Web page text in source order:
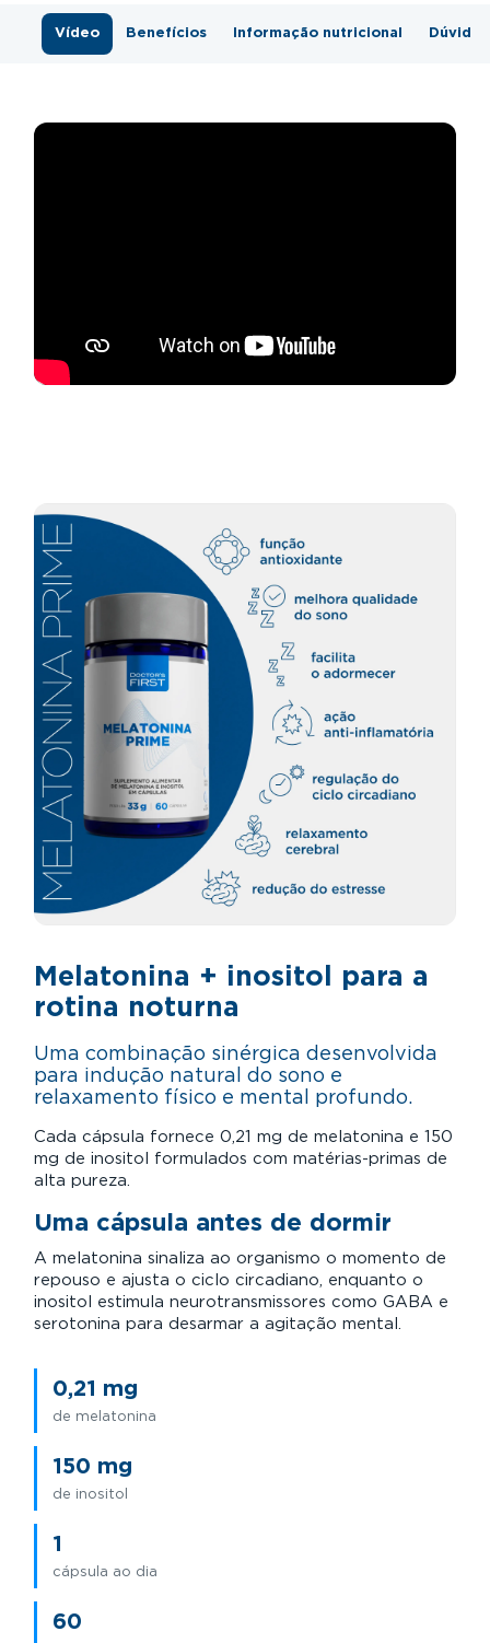
Vídeo Benefícios Informação nutricional Dúvidas
Melatonina + inositol para a
rotina noturna
Uma combinação sinérgica desenvolvida
para indução natural do sono e
relaxamento físico e mental profundo.
Cada cápsula fornece 0,21 mg de melatonina e 150
mg de inositol formulados com matérias-primas de
alta pureza.
Uma cápsula antes de dormir
A melatonina sinaliza ao organismo o momento de
repouso e ajusta o ciclo circadiano, enquanto o
inositol estimula neurotransmissores como GABA e
serotonina para desarmar a agitação mental.
0,21 mg
de melatonina
150 mg
de inositol
1
cápsula ao dia
60